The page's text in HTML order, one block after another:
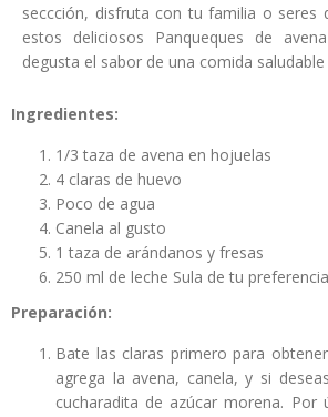
seccción, disfruta con tu familia o seres
estos deliciosos Panqueques de
degusta el sabor de una comida
Ingredientes:
1/3 taza de avena en hojuelas
4 claras de huevo
Poco de agua
Canela al gusto
1 taza de arándanos y fresas
250 ml de leche Sula de tu preferencia
Preparación:
Bate las claras primero para
agrega la avena, canela, y si
cucharadita de azúcar morena.